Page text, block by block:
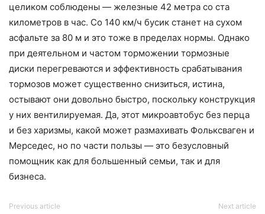
целиком соблюдены — железные 42 метра со ста
километров в час. Со 140 км/ч бусик станет на сухом
асфальте за 80 м и это тоже в пределах нормы. Однако
при деятельном и частом торможении тормозные
диски перегреваются и эффективность срабатывания
тормозов может существенно снизиться, истина,
остывают они довольно быстро, поскольку конструкция
у них вентилируемая. Да, этот микроавтобус без перца
и без харизмы, какой может размахивать Фольксваген и
Мерседес, но по части пользы — это безусловный
помощник как для большенный семьи, так и для
бизнеса.
Previous article Next article